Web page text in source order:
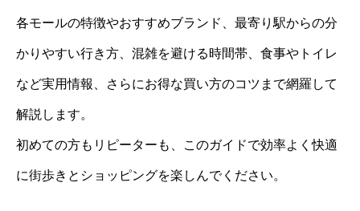
各モールの特徴やおすすめブランド、最寄り駅からの分
かりやすい行き方、混雑を避ける時間帯、食事やトイレ
など実用情報、さらにお得な買い方のコツまで網羅して
解説します。
初めての方もリピーターも、このガイドで効率よく快適
に街歩きとショッピングを楽しんでください。